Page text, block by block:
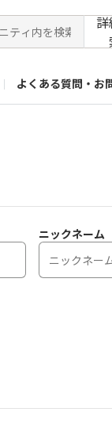
詳
よくある質問・お
ニックネーム